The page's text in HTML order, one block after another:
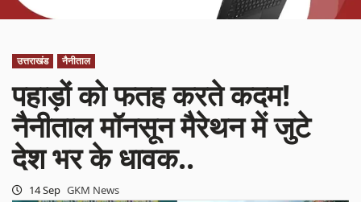
उत्तराखंड नैनीताल
पहाड़ों को फतह करते कदम!
नैनीताल मॉनसून मैरेथन में जुटे
देश भर के धावक..
14 Sep GKM News